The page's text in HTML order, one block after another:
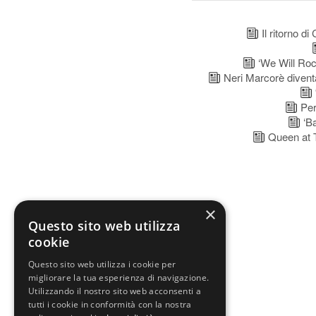
Il ritorno di
‘We Will
Neri Marcorè
Queen at
×
Questo sito web utilizza
cookie
Questo sito web utilizza i cookie per
migliorare la tua esperienza di navigazione.
Utilizzando il nostro sito web acconsenti a
tutti i cookie in conformità con la nostra